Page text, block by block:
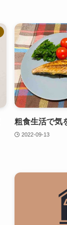
粗食生活で気
2022-09-13